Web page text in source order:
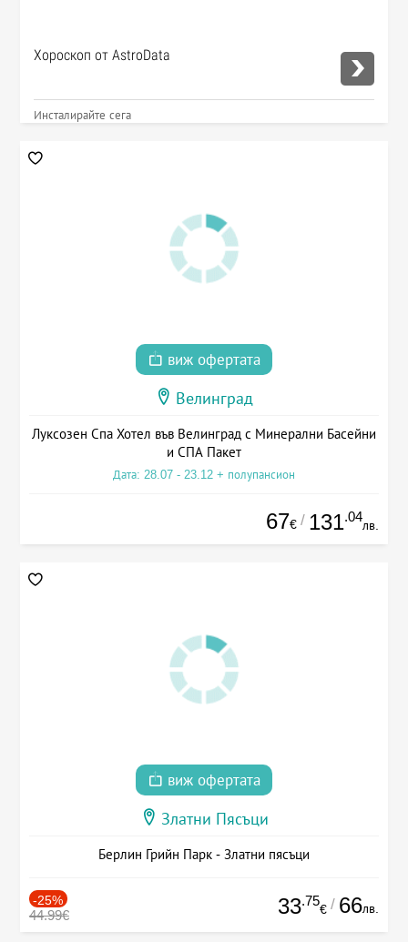
Хороскоп от AstroData
Инсталирайте сега
виж офертата
Велинград
Луксозен Спа Хотел във Велинград с Минерални Басейни
и СПА Пакет
Дата: 28.07 - 23.12 + полупансион
67€ / 131.04
лв.
виж офертата
Златни Пясъци
Берлин Грийн Парк - Златни пясъци
-25%
44.99€ 33.75
€ / 66лв.